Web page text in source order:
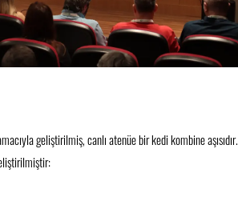
geliştirilmiş, canlı atenüe bir kedi kombine aşısıdır.